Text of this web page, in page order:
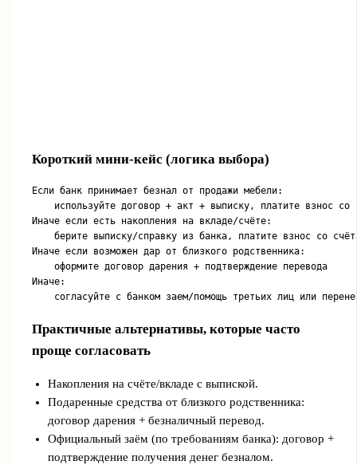
Короткий мини-кейс (логика выбора)
Если банк принимает безнал от продажи мебели:
используйте договор + акт + выписку, платите взнос со
Иначе если есть накопления на вкладе/счёте:
берите выписку/справку из банка, платите взнос со
Иначе если возможен дар от близкого родственника:
    оформите договор дарения + подтверждение перевода
Иначе:
согласуйте с банком заем/помощь третьих лиц или
Практичные альтернативы, которые часто
проще согласовать
Накопления на счёте/вкладе с выпиской.
Подаренные средства от близкого родственника:
договор дарения + безналичный перевод.
Официальный заём (по требованиям банка): договор +
подтверждение получения денег безналом.